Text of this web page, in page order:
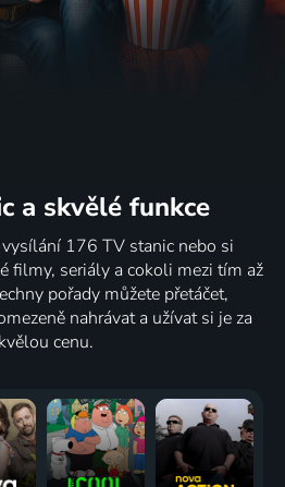
a skvělé funkce
176 TV stanic nebo si
filmy, seriály a cokoli mezi tím až
pořady můžete přetáčet,
nahrávat a užívat si je za
cenu.